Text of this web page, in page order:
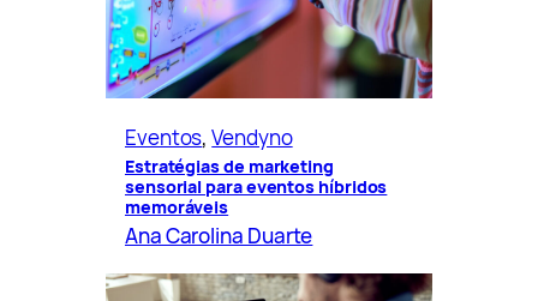
Eventos, Vendyno
Estratégias de marketing
sensorial para eventos híbridos
memoráveis
Ana Carolina Duarte